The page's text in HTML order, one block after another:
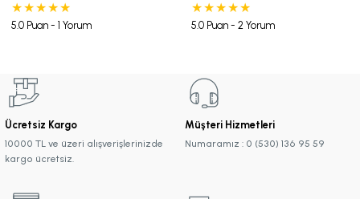
5.0 Puan - 1 Yorum 5.0 Puan - 2 Yorum
Ücretsiz Kargo
10000 TL ve üzeri alışverişlerinizde
kargo ücretsiz.
Müşteri Hizmetleri
Numaramız : 0 (530) 136 95 59